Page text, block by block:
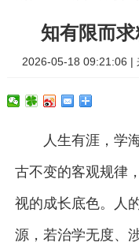
知有限而
2026-05-18 09:21:06 |
人生有涯，学
古不变的客观规律
视的成长底色。人
源，若治学无度、